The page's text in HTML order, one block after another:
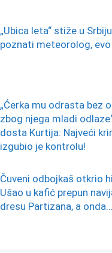
„Ubica leta“ stiže u
poznati meteorolog,
„Ćerka mu odrasta bez
zbog njega mladi
dosta Kurtija: Najveći
izgubio je kontrolu!
Čuveni odbojkaš otkrio
Ušao u kafić prepun
dresu Partizana, a